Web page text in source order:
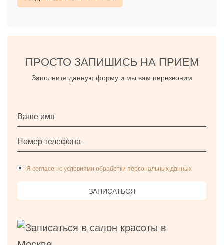
ПРОСТО ЗАПИШИСЬ НА ПРИЕМ
Заполните данную форму и мы вам перезвоним
Я согласен с условиями обработки персональных данных
ЗАПИСАТЬСЯ